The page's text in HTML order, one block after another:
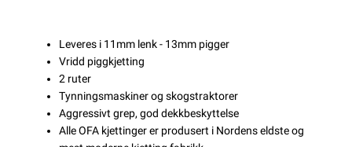
Leveres i 11mm lenk - 13mm pigger
Vridd piggkjetting
2 ruter
Tynningsmaskiner og skogstraktorer
Aggressivt grep, god dekkbeskyttelse
Alle OFA kjettinger er produsert i Nordens eldste og